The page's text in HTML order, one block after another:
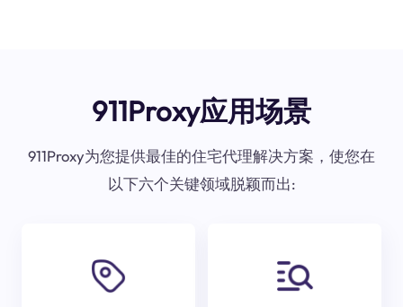
911Proxy应用场景
911Proxy为您提供最佳的住宅代理解决方案，使您在
以下六个关键领域脱颖而出: